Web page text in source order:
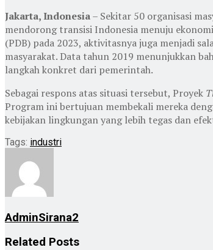
Jakarta, Indonesia– Sekitar 50 organisasi
mendorong transisi Indonesia menuju
(PDB) pada 2023, aktivitasnya juga menjadi
masyarakat. Data tahun 2019 menunjukkan
langkah konkret dari pemerintah.
Sebagai respons atas situasi tersebut, Proyek
Program ini bertujuan membekali mereka
kebijakan lingkungan yang lebih tegas dan
Tags: industri
AdminSirana2
Related Posts